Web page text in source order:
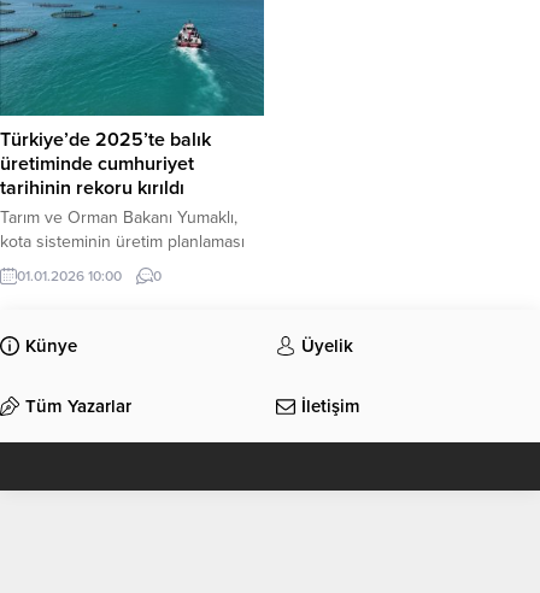
Türkiye’de 2025’te balık
üretiminde cumhuriyet
tarihinin rekoru kırıldı
Tarım ve Orman Bakanı Yumaklı,
kota sisteminin üretim planlaması
kapsamında çok etkili olduğunu
belirterek, “2025’te Türkiye’de
cumhuriyet tarihinin rekorunu kırdı.
Bu hakikaten çok büyük, devasa bir
buluşan ve burada onların sorun
01.01.2026 10:00 0
Künye Üyelik
Tüm Yazarlar İletişim